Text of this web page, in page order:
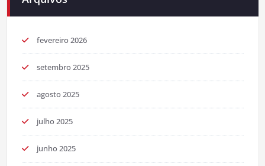
fevereiro 2026
setembro 2025
agosto 2025
julho 2025
junho 2025